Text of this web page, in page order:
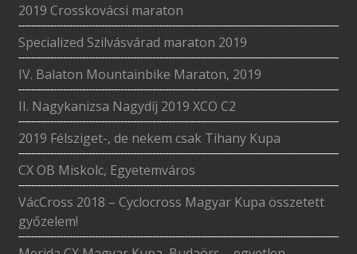
2019 Crosskovácsi maraton
Specialized Szilvásvárad maraton 2019
IV. Balaton Mountainbike Maraton, 2019
II. Nagykanizsa Nagydíj 2019 XCO C2
2019 Félsziget-, de nekem csak Tihany Kupa
CX OB Miskolc, Egyetemváros
VácCross 2018 – Cyclocross Magyar Kupa összetett
győzelem!